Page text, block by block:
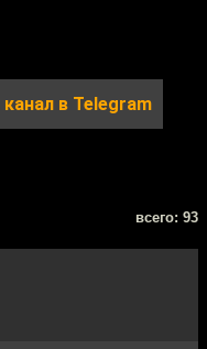
канал в Telegram
всего: 93